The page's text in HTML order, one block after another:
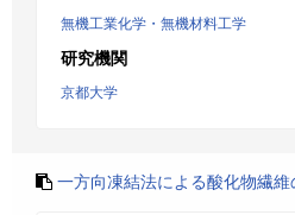
無機工業化学・無機材料工学
研究機関
京都大学
一方向凍結法による酸化物繊維